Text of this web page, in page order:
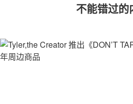
不能错过的